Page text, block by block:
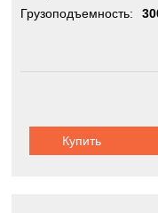
Грузоподъемность:
Купить